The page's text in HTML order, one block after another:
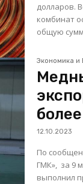
долларов. Всего Алмалыкский горно-металлургический
комбинат
общую
Экономика и
12.10.2023
По
ГМК», за 9
выполнил